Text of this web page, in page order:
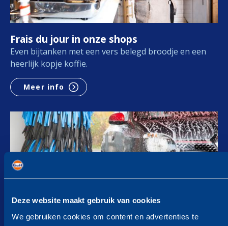
Deze website maakt gebruik van cookies
We gebruiken cookies om content en advertenties te
Frais du jour in onze shops
Even bijtanken met een vers belegd broodje en een
heerlijk kopje koffie.
Meer info